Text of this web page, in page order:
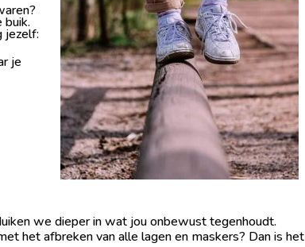
buik.
jezelf:
je
we dieper in wat jou onbewust tegenhoudt.
het afbreken van alle lagen en maskers? Dan is het